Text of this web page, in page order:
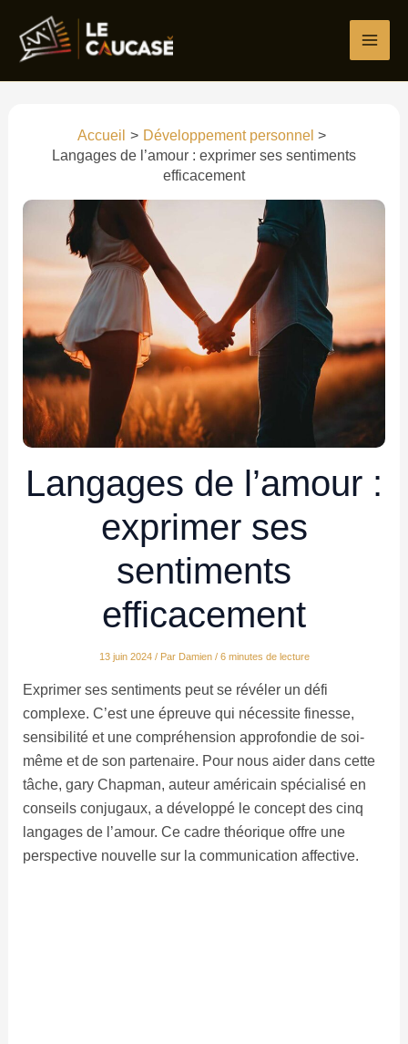
contenu
Accueil
Développement personnel
Langages de l’amour : exprimer ses sentiments
efficacement
Langages de l’amour :
exprimer ses
sentiments
efficacement
13 juin 2024 / Par Damien / 6 minutes de lecture
Exprimer ses sentiments peut se révéler un défi
complexe. C’est une épreuve qui nécessite finesse,
sensibilité et une compréhension approfondie de soi-
même et de son partenaire. Pour nous aider dans cette
tâche, gary Chapman, auteur américain spécialisé en
conseils conjugaux, a développé le concept des cinq
langages de l’amour. Ce cadre théorique offre une
perspective nouvelle sur la communication affective.